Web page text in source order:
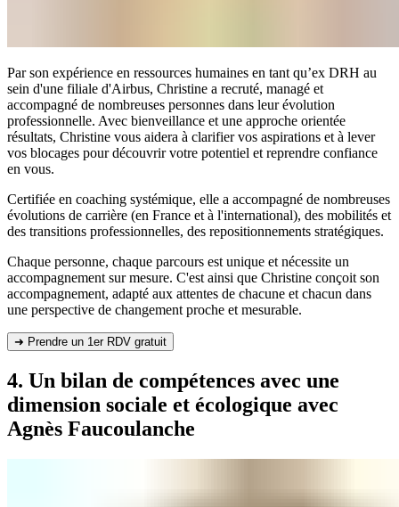
Par son expérience en ressources humaines en tant qu’ex DRH au
sein d'une filiale d'Airbus, Christine a recruté, managé et
accompagné de nombreuses personnes dans leur évolution
professionnelle. Avec bienveillance et une approche orientée
résultats, Christine vous aidera à clarifier vos aspirations et à lever
vos blocages pour découvrir votre potentiel et reprendre confiance
en vous.
Certifiée en coaching systémique, elle a accompagné de nombreuses
évolutions de carrière (en France et à l'international), des mobilités et
des transitions professionnelles, des repositionnements stratégiques.
Chaque personne, chaque parcours est unique et nécessite un
accompagnement sur mesure. C'est ainsi que Christine conçoit son
accompagnement, adapté aux attentes de chacune et chacun dans
une perspective de changement proche et mesurable.
➜ Prendre un 1er RDV gratuit
4. Un bilan de compétences avec une
dimension sociale et écologique avec
Agnès Faucoulanche